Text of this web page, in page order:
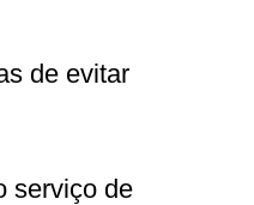
de evitar
serviço de